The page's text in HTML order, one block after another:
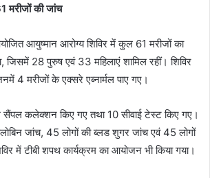
मरीजों की जांच
आयुष्मान आरोग्य शिविर में कुल 61 मरीजों का
जिसमें 28 पुरुष एवं 33 महिलाएं शामिल रहीं। शिविर
4 मरीजों के एक्सरे एब्नार्मल पाए गए।
कलेक्शन किए गए तथा 10 सीवाई टेस्ट किए गए।
जांच, 45 लोगों की ब्लड शुगर जांच एवं 45 लोगों
में टीबी शपथ कार्यक्रम का आयोजन भी किया गया।